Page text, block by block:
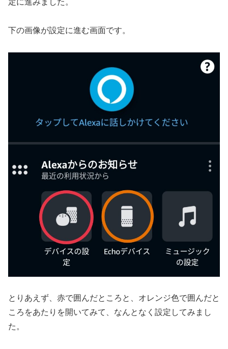
下の画像が設定に進む画面です。
とりあえず、赤で囲んだところと、オレンジ色で囲んだと
ころをあたりを開いてみて、なんとなく設定してみまし
た。